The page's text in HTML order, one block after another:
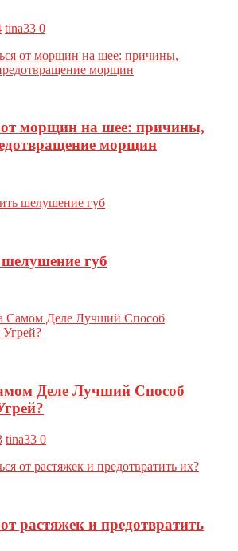
tina33 0
от морщин на шее: причины,
морщин
губ
Деле Лучший Способ
tina33 0
растяжек и предотвратить